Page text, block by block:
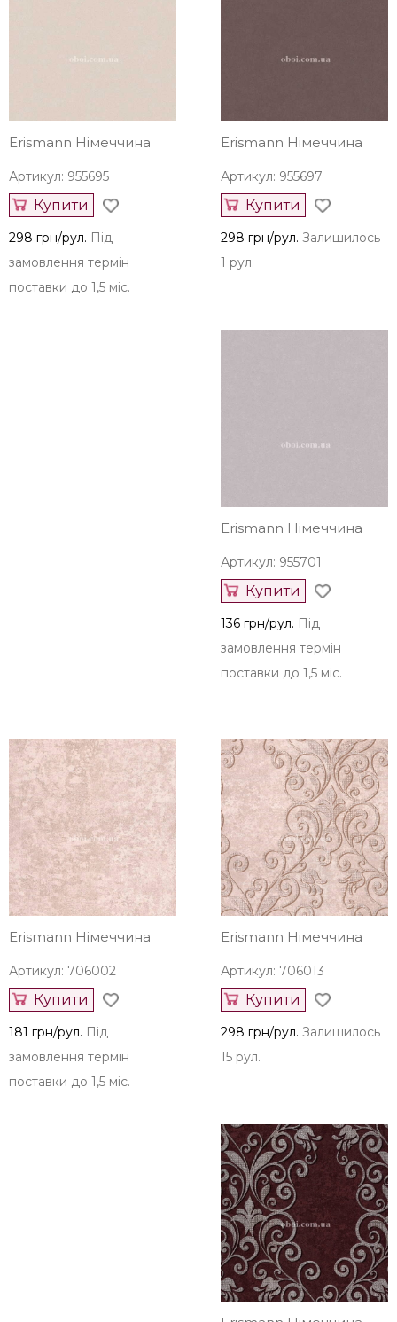
Erismann Німеччина
Артикул: 955695
Купити
298 грн/рул. Під
замовлення термін
поставки до 1,5 міс.
Erismann Німеччина
Артикул: 955697
Купити
298 грн/рул. Залишилось
1 рул.
Erismann Німеччина
Артикул: 955701
Купити
136 грн/рул. Під
замовлення термін
поставки до 1,5 міс.
Erismann Німеччина
Артикул: 706002
Купити
181 грн/рул. Під
замовлення термін
поставки до 1,5 міс.
Erismann Німеччина
Артикул: 706013
Купити
298 грн/рул. Залишилось
15 рул.